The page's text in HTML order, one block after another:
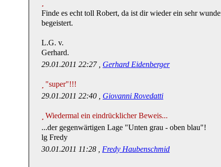
Finde es echt toll Robert, da ist dir wieder ein sehr
begeistert.
L.G. v.
Gerhard.
29.01.2011 22:27 , Gerhard Eidenberger
"super"!!!
29.01.2011 22:40 , Giovanni Rovedatti
Wiedermal ein eindrücklicher Beweis...
...der gegenwärtigen Lage "Unten grau - oben blau"!
lg Fredy
30.01.2011 11:28 , Fredy Haubenschmid